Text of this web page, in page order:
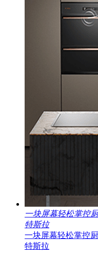
一块屏幕轻松掌控
特斯拉
一块屏幕轻松掌控
特斯拉